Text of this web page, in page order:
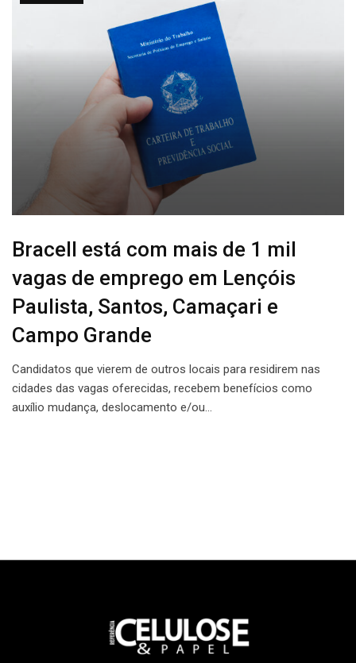
Bracell está com mais de 1 mil
vagas de emprego em Lençóis
Paulista, Santos, Camaçari e
Campo Grande
Candidatos que vierem de outros locais para residirem nas
cidades das vagas oferecidas, recebem benefícios como
auxílio mudança, deslocamento e/ou…